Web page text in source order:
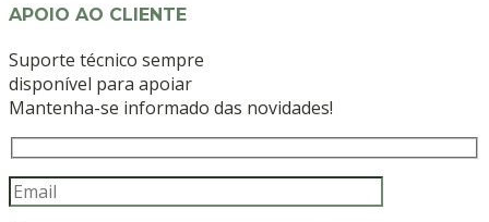
APOIO AO CLIENTE
Suporte técnico sempre
disponível para apoiar
Mantenha-se informado das novidades!